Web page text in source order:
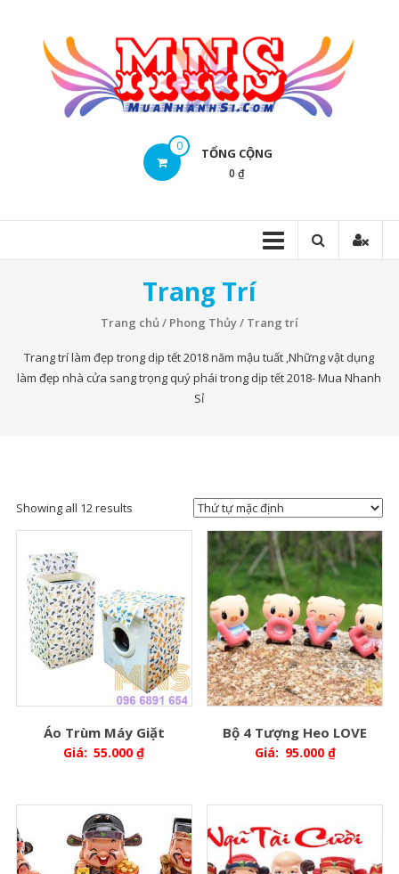
0 TỔNG CỘNG
0 ₫
Trang Trí
Trang chủ / Phong Thủy/ Trang trí
Trang trí làm đẹp trong dịp tết 2018 năm mậu tuất ,Những vật dụng
làm đẹp nhà cửa sang trọng quý phái trong dịp tết 2018- Mua Nhanh
Sỉ
Showing all 12 results
Áo Trùm Máy Giặt
Giá: 55.000₫
Bộ 4 Tượng Heo LOVE
Giá: 95.000 ₫